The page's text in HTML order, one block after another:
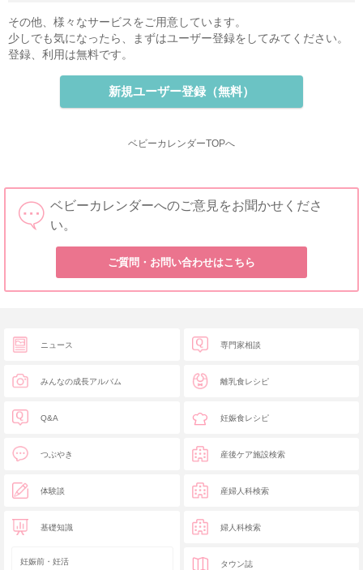
その他、様々なサービスをご用意しています。
少しでも気になったら、まずはユーザー登録をしてみてください。
登録、利用は無料です。
新規ユーザー登録（無料）
ベビーカレンダーTOPへ
ベビーカレンダーへのご意見をお聞かせくださ
い。
ご質問・お問い合わせはこちら
ニュース
みんなの成長アルバム
Q&A
つぶやき
体験談
基礎知識
妊娠前・妊活
専門家相談
離乳食レシピ
妊娠食レシピ
産後ケア施設検索
産婦人科検索
婦人科検索
タウン誌